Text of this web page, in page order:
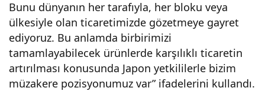
Bunu dünyanın her tarafıyla, her bloku veya
ülkesiyle olan ticaretimizde gözetmeye gayret
ediyoruz. Bu anlamda birbirimizi
tamamlayabilecek ürünlerde karşılıklı ticaretin
artırılması konusunda Japon yetkililerle bizim
müzakere pozisyonumuz var” ifadelerini kullandı.